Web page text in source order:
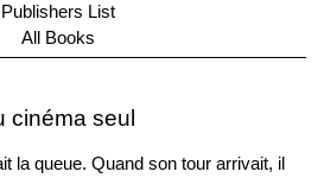
Publishers List
All Books
cinéma seul
la queue. Quand son tour arrivait, il